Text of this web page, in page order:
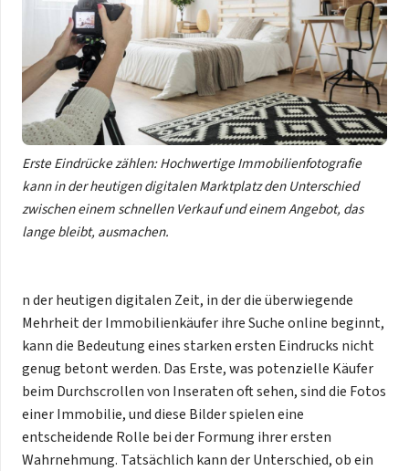
Erste Eindrücke zählen: Hochwertige Immobilienfotografie
kann in der heutigen digitalen Marktplatz den Unterschied
zwischen einem schnellen Verkauf und einem Angebot, das
lange bleibt, ausmachen.
n der heutigen digitalen Zeit, in der die überwiegende
Mehrheit der Immobilienkäufer ihre Suche online beginnt,
kann die Bedeutung eines starken ersten Eindrucks nicht
genug betont werden. Das Erste, was potenzielle Käufer
beim Durchscrollen von Inseraten oft sehen, sind die Fotos
einer Immobilie, und diese Bilder spielen eine
entscheidende Rolle bei der Formung ihrer ersten
Wahrnehmung. Tatsächlich kann der Unterschied, ob ein